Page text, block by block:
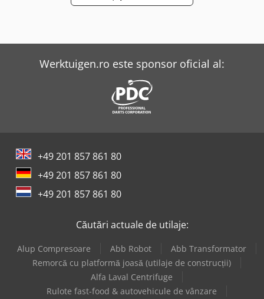
Werktuigen.ro este sponsor oficial al:
+49 201 857 861 80
+49 201 857 861 80
+49 201 857 861 80
Căutări actuale de utilaje:
Alup Compresoare Abb Robot
Abb Transformator
Remorcă cu platformă joasă (utilaje de construcții)
Alfa Laval Centrifuge
Rulote fast-food & autovehicule de vânzare